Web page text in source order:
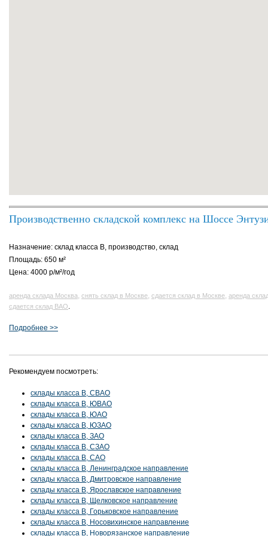
Производственно складской комплекс на Шоссе
Назначение: склад класса B, производство, склад
Площадь: 650 м²
Цена: 4000 р/м²/год
аренда склада Москва, снять склад в Москве, сдается склад в Москве, аренда
сдается склад ВАО.
Подробнее >>
Рекомендуем посмотреть:
склады класса B, СВАО
склады класса B, ЮВАО
склады класса B, ЮАО
склады класса B, ЮЗАО
склады класса B, ЗАО
склады класса B, СЗАО
склады класса B, САО
склады класса B, Ленинградское направление
склады класса B, Дмитровское направление
склады класса B, Ярославское направление
склады класса B, Щелковское направление
склады класса B, Горьковское направление
склады класса B, Носовихинское направление
склады класса B, Новорязанское направление